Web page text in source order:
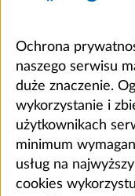
Ochrona
naszego serwisu
duże znaczenie.
wykorzystanie i
użytkownikach
minimum
usług na
cookies